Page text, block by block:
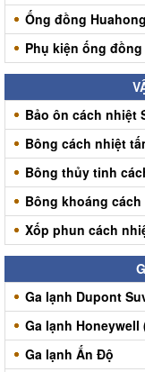
Ống đồng
Phụ kiện ống đồng
Bảo ôn cách nhiệt
Bông cách nhiệt
Bông thủy tinh
Bông khoáng
Xốp phun cách
Ga lạnh Dupont
Ga lạnh Honeywell
Ga lạnh Ấn Độ